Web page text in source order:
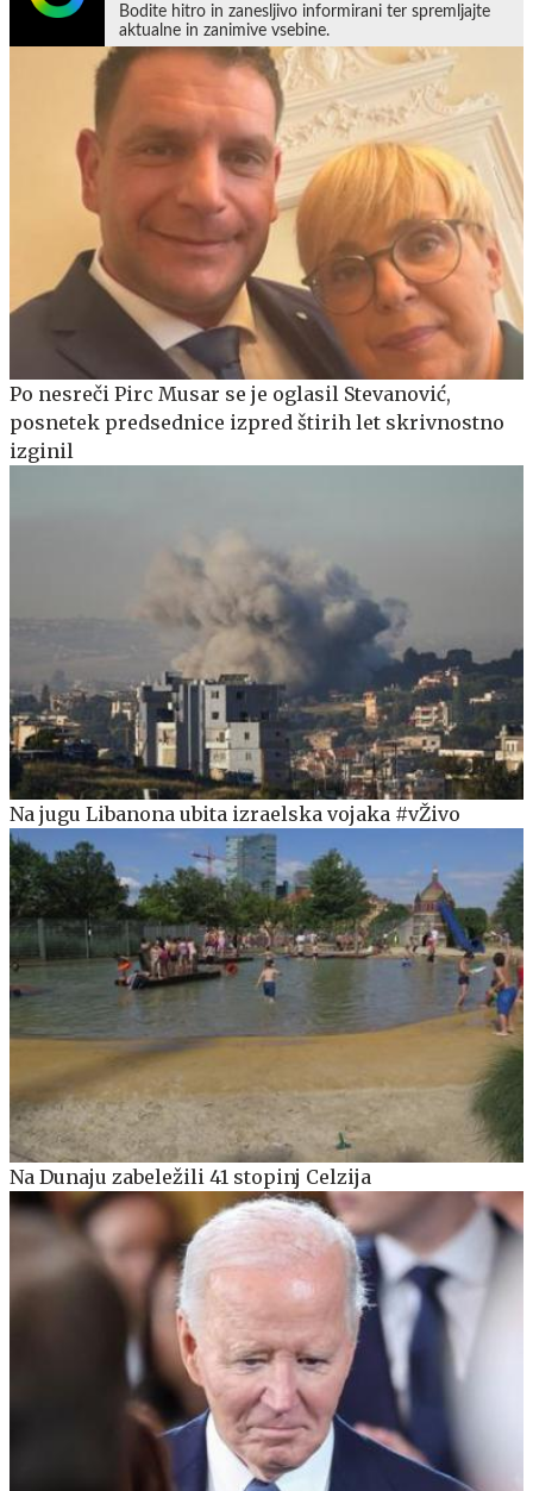
Bodite hitro in zanesljivo informirani ter spremljajte
aktualne in zanimive vsebine.
Po nesreči Pirc Musar se je oglasil Stevanović,
posnetek predsednice izpred štirih let skrivnostno
izginil
Na jugu Libanona ubita izraelska vojaka #vŽivo
Na Dunaju zabeležili 41 stopinj Celzija